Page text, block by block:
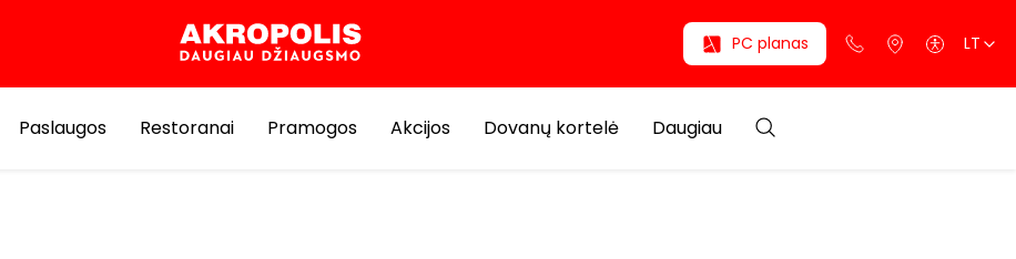
PC planas LT
Paslaugos Restoranai Pramogos Akcijos Dovanų kortelė Daugiau